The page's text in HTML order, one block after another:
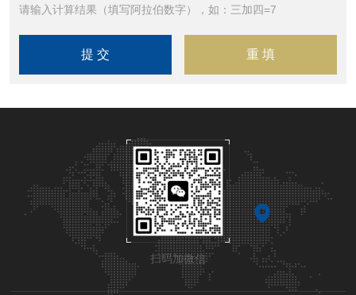
请输入计算结果（填写阿拉伯数字），如：三加四=7
扫码加微信